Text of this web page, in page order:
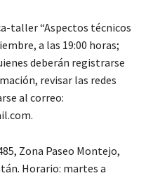
taller “Aspectos técnicos
a las 19:00 horas;
deberán registrarse
revisar las redes
al correo:
Zona Paseo Montejo,
Horario: martes a